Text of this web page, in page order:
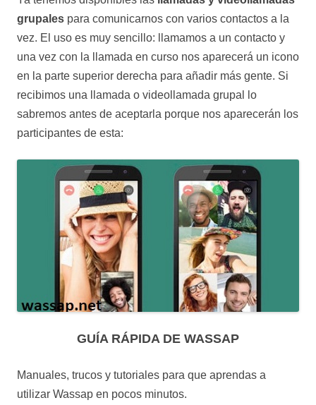
grupales para comunicarnos con varios contactos a la
vez. El uso es muy sencillo: llamamos a un contacto y
una vez con la llamada en curso nos aparecerá un icono
en la parte superior derecha para añadir más gente. Si
recibimos una llamada o videollamada grupal lo
sabremos antes de aceptarla porque nos aparecerán los
participantes de esta:
GUÍA RÁPIDA DE WASSAP
Manuales, trucos y tutoriales para que aprendas a
utilizar Wassap en pocos minutos.